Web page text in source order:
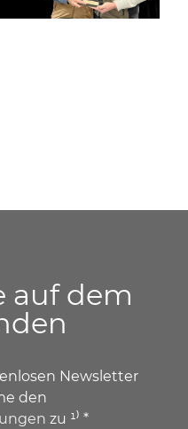
auf dem
Newsletter
den
zu ¹⁾ *